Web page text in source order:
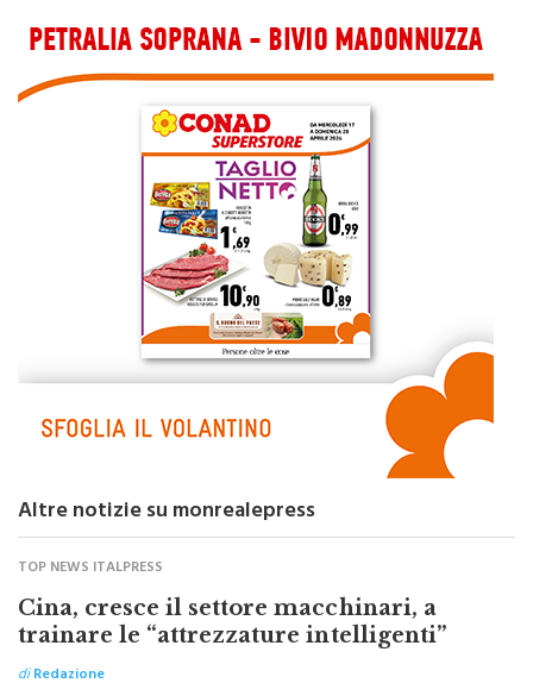
Altre notizie su monrealepress
TOP NEWS ITALPRESS
Cina, cresce il settore macchinari, a
trainare le “attrezzature intelligenti”